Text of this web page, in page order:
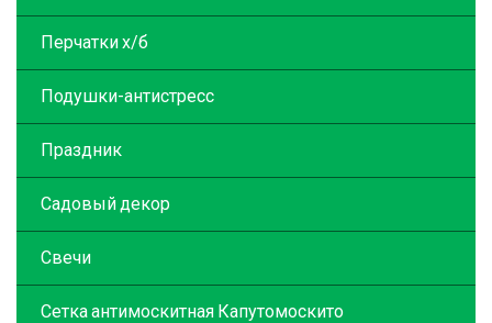
Перчатки х/б
Подушки-антистресс
Праздник
Садовый декор
Свечи
Сетка антимоскитная Капутомоскито